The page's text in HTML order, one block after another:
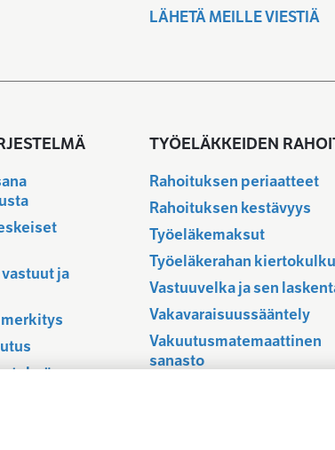
LÄHETÄ MEILLE VIESTIÄ
ja
TYÖELÄKKEIDEN
Rahoituksen periaatteet
Rahoituksen kestävyys
Työeläkemaksut
Työeläkerahan kiertokulku
Vastuuvelka ja sen
Vakavaraisuussääntely
Vakuutusmatemaattinen
sanasto